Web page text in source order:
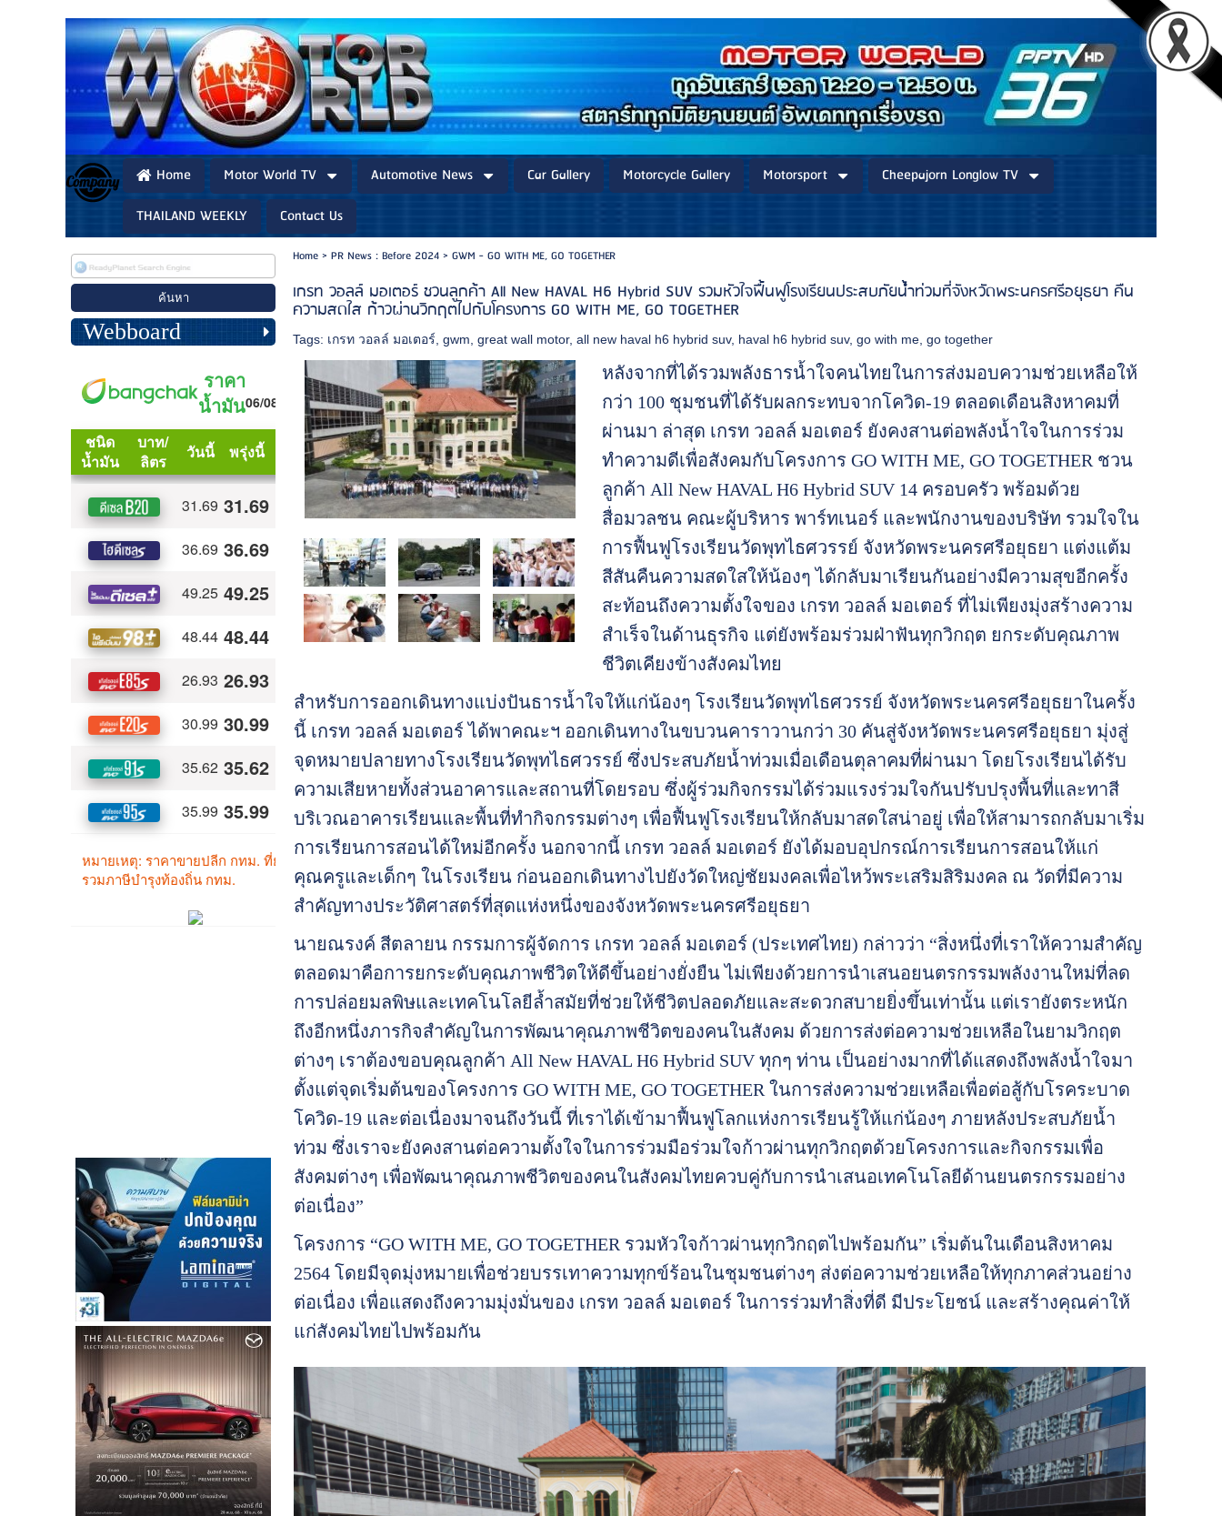
Home Motor World TV Automotive News Car Gallery Motorcycle Gallery Motorsport
Cheepajorn Longlow TV
THAILAND WEEKLY
Contact Us
Webboard
Home> PR News : Before 2024> GWM - GO WITH ME, GO TOGETHER
เกรท วอลล์ มอเตอร์ ชวนลูกค้า All New HAVAL H6 Hybrid SUV รวมหัวใจฟื้นฟูโรงเรียนประสบภัยน้ำท่วมที่จังหวัดพระนครศรีอยุธยา คืน
ความสดใส ก้าวผ่านวิกฤตไปกับโครงการ GO WITH ME, GO TOGETHER
Tags: เกรท วอลล์ มอเตอร์ ,gwm ,great wall motor,all new haval h6 hybrid suv, haval h6 hybrid suv,go with me ,go together
หลังจากที่ได้รวมพลังธารน้ำใจคนไทยในการส่งมอบความช่วยเหลือให้
กว่า 100 ชุมชนที่ได้รับผลกระทบจากโควิด-19 ตลอดเดือนสิงหาคมที่
ผ่านมา ล่าสุด เกรท วอลล์ มอเตอร์ ยังคงสานต่อพลังน้ำใจในการร่วม
ทำความดีเพื่อสังคมกับโครงการ GO WITH ME, GO TOGETHER ชวน
ลูกค้า All New HAVAL H6 Hybrid SUV 14 ครอบครัว พร้อมด้วย
สื่อมวลชน คณะผู้บริหาร พาร์ทเนอร์ และพนักงานของบริษัท รวมใจใน
การฟื้นฟูโรงเรียนวัดพุทไธศวรรย์ จังหวัดพระนครศรีอยุธยา แต่งแต้ม
สีสันคืนความสดใสให้น้องๆ ได้กลับมาเรียนกันอย่างมีความสุขอีกครั้ง
สะท้อนถึงความตั้งใจของ เกรท วอลล์ มอเตอร์ ที่ไม่เพียงมุ่งสร้างความ
สำเร็จในด้านธุรกิจ แต่ยังพร้อมร่วมฝ่าฟันทุกวิกฤต ยกระดับคุณภาพ
ชีวิตเคียงข้างสังคมไทย
สำหรับการออกเดินทางแบ่งปันธารน้ำใจให้แก่น้องๆ โรงเรียนวัดพุทไธศวรรย์ จังหวัดพระนครศรีอยุธยาในครั้ง
นี้ เกรท วอลล์ มอเตอร์ ได้พาคณะฯ ออกเดินทางในขบวนคาราวานกว่า 30 คันสู่จังหวัดพระนครศรีอยุธยา มุ่งสู่
จุดหมายปลายทางโรงเรียนวัดพุทไธศวรรย์ ซึ่งประสบภัยน้ำท่วมเมื่อเดือนตุลาคมที่ผ่านมา โดยโรงเรียนได้รับ
ความเสียหายทั้งส่วนอาคารและสถานที่โดยรอบ ซึ่งผู้ร่วมกิจกรรมได้ร่วมแรงร่วมใจกันปรับปรุงพื้นที่และทาสี
บริเวณอาคารเรียนและพื้นที่ทำกิจกรรมต่างๆ เพื่อฟื้นฟูโรงเรียนให้กลับมาสดใสน่าอยู่ เพื่อให้สามารถกลับมาเริ่ม
การเรียนการสอนได้ใหม่อีกครั้ง นอกจากนี้ เกรท วอลล์ มอเตอร์ ยังได้มอบอุปกรณ์การเรียนการสอนให้แก่
คุณครูและเด็กๆ ในโรงเรียน ก่อนออกเดินทางไปยังวัดใหญ่ชัยมงคลเพื่อไหว้พระเสริมสิริมงคล ณ วัดที่มีความ
สำคัญทางประวัติศาสตร์ที่สุดแห่งหนึ่งของจังหวัดพระนครศรีอยุธยา
นายณรงค์ สีตลายน กรรมการผู้จัดการ เกรท วอลล์ มอเตอร์ (ประเทศไทย) กล่าวว่า “สิ่งหนึ่งที่เราให้ความสำคัญ
ตลอดมาคือการยกระดับคุณภาพชีวิตให้ดีขึ้นอย่างยั่งยืน ไม่เพียงด้วยการนำเสนอยนตรกรรมพลังงานใหม่ที่ลด
การปล่อยมลพิษและเทคโนโลยีล้ำสมัยที่ช่วยให้ชีวิตปลอดภัยและสะดวกสบายยิ่งขึ้นเท่านั้น แต่เรายังตระหนัก
ถึงอีกหนึ่งภารกิจสำคัญในการพัฒนาคุณภาพชีวิตของคนในสังคม ด้วยการส่งต่อความช่วยเหลือในยามวิกฤต
ต่างๆ เราต้องขอบคุณลูกค้า All New HAVAL H6 Hybrid SUV ทุกๆ ท่าน เป็นอย่างมากที่ได้แสดงถึงพลังน้ำใจมา
ตั้งแต่จุดเริ่มต้นของโครงการ GO WITH ME, GO TOGETHER ในการส่งความช่วยเหลือเพื่อต่อสู้กับโรคระบาด
โควิด-19 และต่อเนื่องมาจนถึงวันนี้ ที่เราได้เข้ามาฟื้นฟูโลกแห่งการเรียนรู้ให้แก่น้องๆ ภายหลังประสบภัยน้ำ
ท่วม ซึ่งเราจะยังคงสานต่อความตั้งใจในการร่วมมือร่วมใจก้าวผ่านทุกวิกฤตด้วยโครงการและกิจกรรมเพื่อ
สังคมต่างๆ เพื่อพัฒนาคุณภาพชีวิตของคนในสังคมไทยควบคู่กับการนำเสนอเทคโนโลยีด้านยนตรกรรมอย่าง
ต่อเนื่อง”
โครงการ “GO WITH ME, GO TOGETHER รวมหัวใจก้าวผ่านทุกวิกฤตไปพร้อมกัน” เริ่มต้นในเดือนสิงหาคม
2564 โดยมีจุดมุ่งหมายเพื่อช่วยบรรเทาความทุกข์ร้อนในชุมชนต่างๆ ส่งต่อความช่วยเหลือให้ทุกภาคส่วนอย่าง
ต่อเนื่อง เพื่อแสดงถึงความมุ่งมั่นของ เกรท วอลล์ มอเตอร์ ในการร่วมทำสิ่งที่ดี มีประโยชน์ และสร้างคุณค่าให้
แก่สังคมไทยไปพร้อมกัน